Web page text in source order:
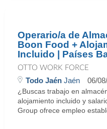
Operario/a de
Boon Food +
Incluido | Países
OTTO WORK FORCE
Todo Jaén Jaén 06/
¿Buscas trabajo en
alojamiento incluido y
Group ofrece empleo